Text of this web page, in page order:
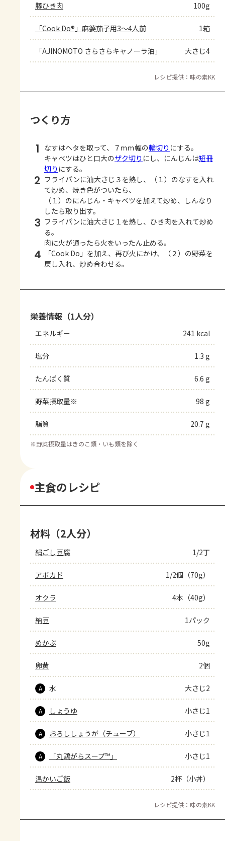
豚ひき肉 100g
「Cook Do®」麻婆茄子用3～4人前 1箱
「AJINOMOTO さらさらキャノーラ油」 大さじ4
レシピ提供：味の素KK
つくり方
1 なすはヘタを取って、７ｍｍ幅の輪切り にする。
キャベツはひと口大のザク切り にし、にんじんは短冊
切り にする。
2 フライパンに油大さじ３を熱し、（１）のなすを入れ
て炒め、焼き色がついたら、
（１）のにんじん・キャベツを加えて炒め、しんなり
したら取り出す。
3 フライパンに油大さじ１を熱し、ひき肉を入れて炒め
る。
肉に火が通ったら火をいったん止める。
4
「Cook Do」を加え、再び火にかけ、（２）の野菜を
戻し入れ、炒め合わせる。
栄養情報（1人分）
エネルギー 241 kcal
塩分 1.3 g
たんぱく質 6.6 g
野菜摂取量※ 98 g
脂質 20.7 g
※野菜摂取量はきのこ類・いも類を除く
主食のレシピ
材料（2人分）
絹ごし豆腐 1/2丁
アボカド 1/2個（70g）
オクラ 4本（40g）
納豆 1パック
めかぶ 50g
卵黄 2個
A 水 大さじ2
A しょうゆ 小さじ1
A おろししょうが（チューブ） 小さじ1
A 「丸鶏がらスープ™」 小さじ1
温かいご飯 2杯（小丼）
レシピ提供：味の素KK